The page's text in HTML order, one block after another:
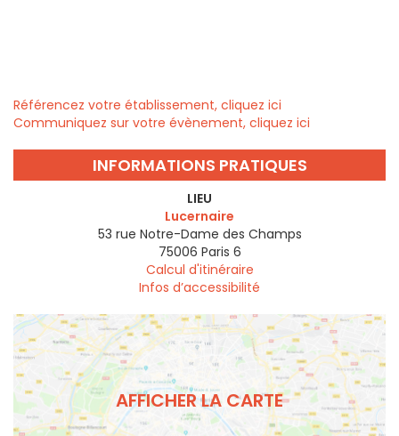
Référencez votre établissement, cliquez ici
Communiquez sur votre évènement, cliquez ici
INFORMATIONS PRATIQUES
LIEU
Lucernaire
53 rue Notre-Dame des Champs
75006 Paris 6
Calcul d'itinéraire
Infos d’accessibilité
AFFICHER LA CARTE